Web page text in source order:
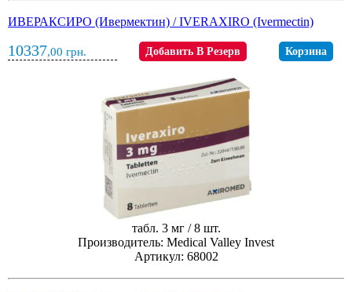
ИВЕРАКСИРО (Ивермектин) / IVERAXIRO (Ivermectin)
10337,00 грн. Добавить В Резерв Корзина
табл. 3 мг / 8 шт.
Производитель: Medical Valley Invest
Артикул: 68002